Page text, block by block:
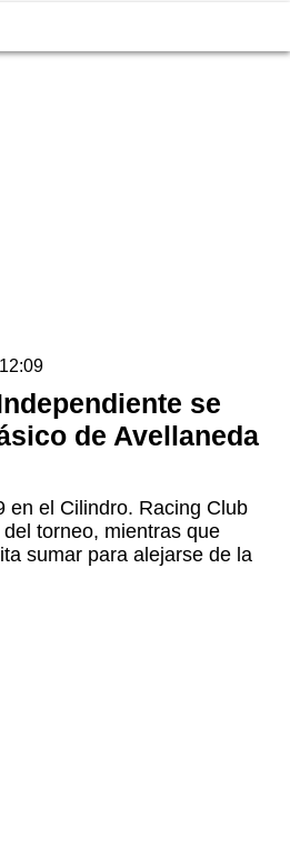
se
de Avellaneda
en el Cilindro. Racing Club
torneo, mientras que
sumar para alejarse de la